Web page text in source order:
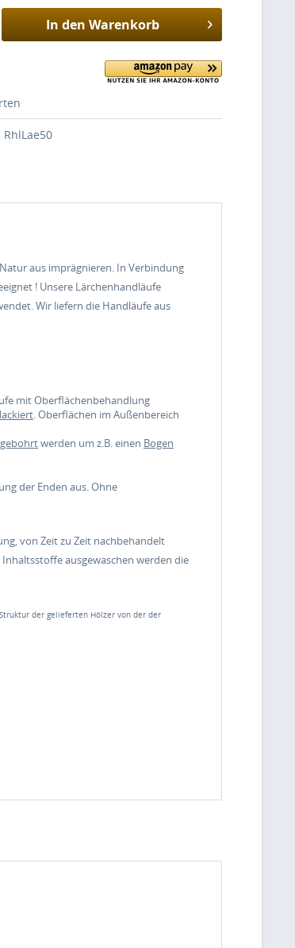
In den Warenkorb
RhlLae50
aus imprägnieren. In Verbindung
! Unsere Lärchenhandläufe
Wir liefern die Handläufe aus
mit Oberflächenbehandlung
. Oberflächen im Außenbereich
gebohrtwerden um z.B. einen Bogen
der Enden aus. Ohne
von Zeit zu Zeit nachbehandelt
ausgewaschen werden die
der gelieferten Hölzer von der der